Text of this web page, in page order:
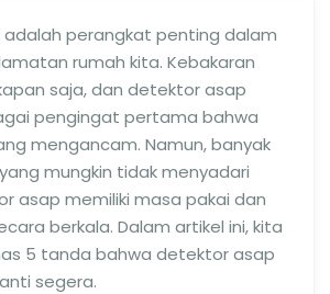
perangkat penting dalam
rumah kita. Kebakaran
saja, dan detektor asap
pengingat pertama bahwa
mengancam. Namun, banyak
mungkin tidak menyadari
asap memiliki masa pakai dan
berkala. Dalam artikel ini, kita
5 tanda bahwa detektor asap
segera.